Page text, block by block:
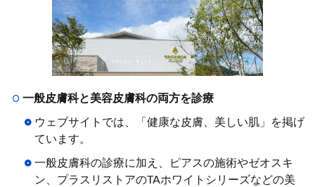
一般皮膚科と美容皮膚科の両方を診療
ウェブサイトでは、「健康な皮膚、美しい肌」を掲げ
ています。
一般皮膚科の診療に加え、ピアスの施術やゼオスキ
ン、プラスリストアのTAホワイトシリーズなどの美